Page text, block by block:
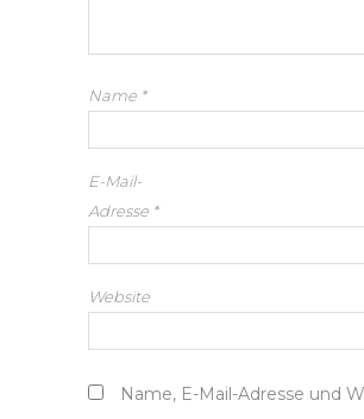
Name *
E-Mail-
Adresse *
Website
Name, E-Mail-Adresse und